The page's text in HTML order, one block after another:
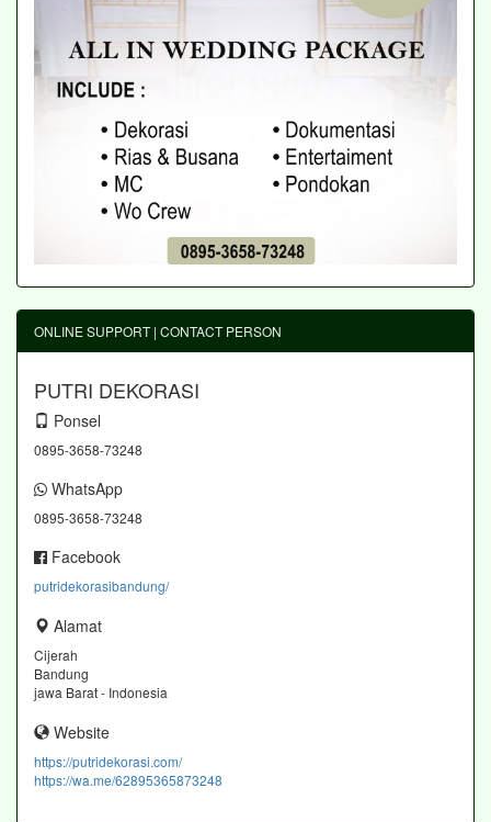
ONLINE SUPPORT | CONTACT PERSON
PUTRI DEKORASI
Ponsel
0895-3658-73248
WhatsApp
0895-3658-73248
Facebook
putridekorasibandung/
Alamat
Cijerah
Bandung
jawa Barat - Indonesia
Website
https://putridekorasi.com/
https://wa.me/62895365873248